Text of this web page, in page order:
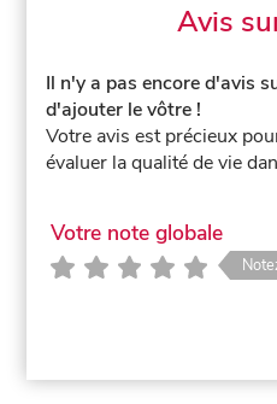
Avis
Il n'y a pas encore d'avis
d'ajouter le vôtre !
Votre avis est précieux
évaluer la qualité de vie
Votre note globale